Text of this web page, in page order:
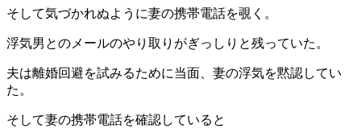
そして気づかれぬように妻の携帯電話を覗く。
浮気男とのメールのやり取りがぎっしりと残っていた。
夫は離婚回避を試みるために当面、 妻の浮気を黙認してい
た。
そして妻の携帯電話を確認していると